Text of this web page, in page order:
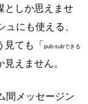
としか思えませ
にも使える、
見ても「pub-subできる
見えません。
間メッセージン